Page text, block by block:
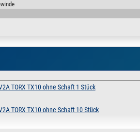
TORX TX10 ohne Schaft 1 Stück
TORX TX10 ohne Schaft 10 Stück